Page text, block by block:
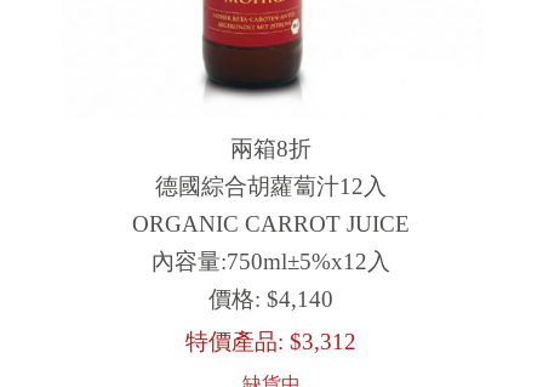
兩箱8折
德國綜合胡蘿蔔汁12入
ORGANIC CARROT JUICE
內容量:750ml±5%x12入
價格: $4,140
特價產品: $3,312